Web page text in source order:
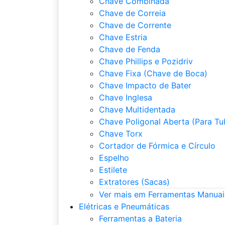
Chave de Correia
Chave de Corrente
Chave Estria
Chave de Fenda
Chave Phillips e Pozidriv
Chave Fixa (Chave de Boca)
Chave Impacto de Bater
Chave Inglesa
Chave Multidentada
Chave Poligonal Aberta (Para
Chave Torx
Cortador de Fórmica e Círculo
Espelho
Estilete
Extratores (Sacas)
Ver mais em Ferramentas
Elétricas e Pneumáticas
Ferramentas a Bateria